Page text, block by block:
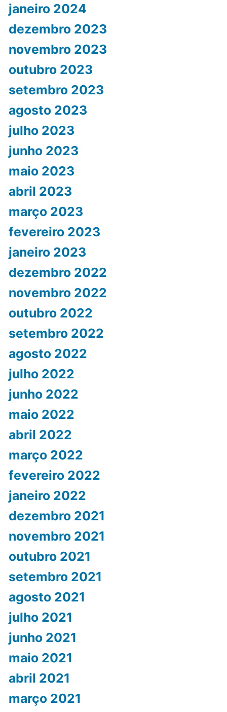
janeiro 2024
dezembro 2023
novembro 2023
outubro 2023
setembro 2023
agosto 2023
julho 2023
junho 2023
maio 2023
abril 2023
março 2023
fevereiro 2023
janeiro 2023
dezembro 2022
novembro 2022
outubro 2022
setembro 2022
agosto 2022
julho 2022
junho 2022
maio 2022
abril 2022
março 2022
fevereiro 2022
janeiro 2022
dezembro 2021
novembro 2021
outubro 2021
setembro 2021
agosto 2021
julho 2021
junho 2021
maio 2021
abril 2021
março 2021